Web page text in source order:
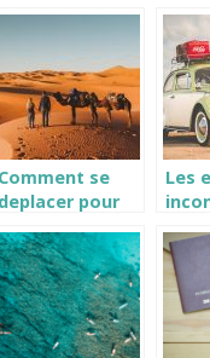
en
Comment se
deplacer pour
?
Les